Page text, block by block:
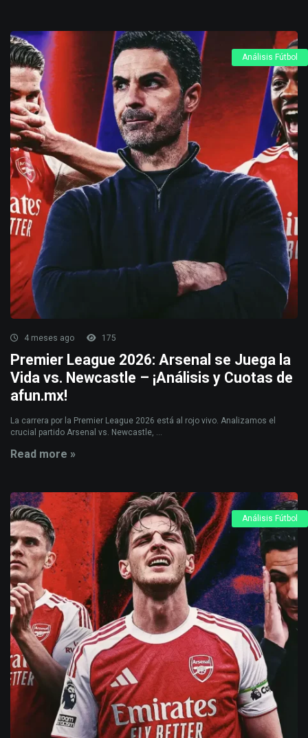
Análisis Fútbol
4 meses ago 175
Premier League 2026: Arsenal se Juega la
Vida vs. Newcastle – ¡Análisis y Cuotas de
afun.mx!
La carrera por la Premier League 2026 está al rojo vivo. Analizamos el
crucial partido Arsenal vs. Newcastle, ...
Read more »
Análisis Fútbol